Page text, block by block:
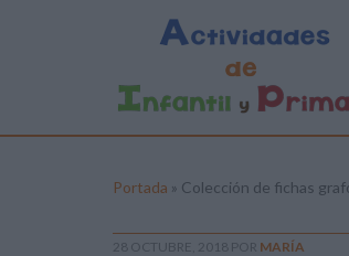
Portada » Colección de fichas
28 OCTUBRE, 2018 POR MARÍA